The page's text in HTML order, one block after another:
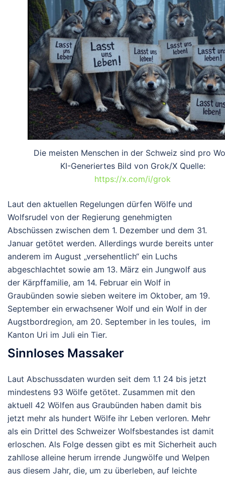
Die meisten Menschen in der Schweiz sind pro
KI-Generiertes Bild von Grok/X Quelle:
https://x.com/i/grok
Laut den aktuellen Regelungen dürfen Wölfe und
Wolfsrudel von der Regierung genehmigten
Abschüssen zwischen dem 1. Dezember und dem 31.
Januar getötet werden. Allerdings wurde bereits unter
anderem im August „versehentlich“ ein Luchs
abgeschlachtet sowie am 13. März ein Jungwolf aus
der Kärpffamilie, am 14. Februar ein Wolf in
Graubünden sowie sieben weitere im Oktober, am 19.
September ein erwachsener Wolf und ein Wolf in der
Augstbordregion, am 20. September in les toules, im
Kanton Uri im Juli ein Tier.
Sinnloses Massaker
Laut Abschussdaten wurden seit dem 1.1 24 bis jetzt
mindestens 93 Wölfe getötet. Zusammen mit den
aktuell 42 Wölfen aus Graubünden haben damit bis
jetzt mehr als hundert Wölfe ihr Leben verloren. Mehr
als ein Drittel des Schweizer Wolfsbestandes ist damit
erloschen. Als Folge dessen gibt es mit Sicherheit auch
zahllose alleine herum irrende Jungwölfe und Welpen
aus diesem Jahr, die, um zu überleben, auf leichte